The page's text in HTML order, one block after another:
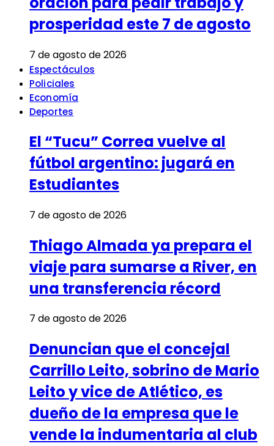
prosperidad este 7 de agosto
7 de agosto de 2026
Espectáculos
Policiales
Economía
Deportes
El “Tucu” Correa vuelve al
fútbol argentino: jugará en
Estudiantes
7 de agosto de 2026
Thiago Almada ya prepara el
viaje para sumarse a River, en
una transferencia récord
7 de agosto de 2026
Denuncian que el concejal
Carrillo Leito, sobrino de Mario
Leito y vice de Atlético, es
dueño de la empresa que le
vende la indumentaria al club